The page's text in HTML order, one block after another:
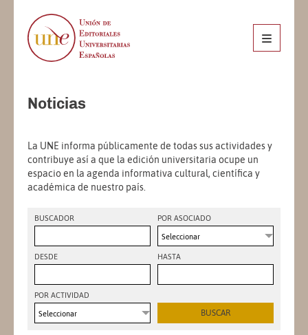
Noticias
La UNE informa públicamente de todas sus actividades y
contribuye así a que la edición universitaria ocupe un
espacio en la agenda informativa cultural, científica y
académica de nuestro país.
BUSCADOR POR ASOCIADO
Seleccionar
DESDE HASTA
POR ACTIVIDAD
Seleccionar